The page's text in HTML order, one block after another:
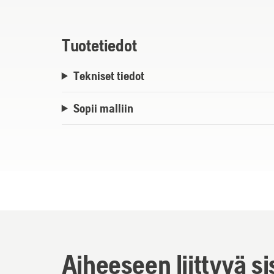
Tuotetiedot
Tekniset tiedot
Sopii malliin
Aiheeseen liittyvä